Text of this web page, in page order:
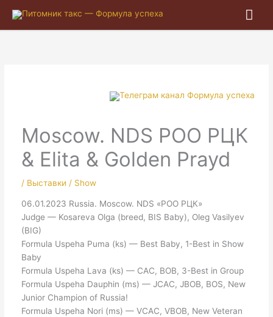
Moscow. NDS РОО РЦК
& Elita & Golden Prayd
/ Выставки / Show
06.01.2023 Russia. Moscow. NDS «РОО РЦК»
Judge — Kosareva Olga (breed, BIS Baby), Oleg Vasilyev
(BIG)
Formula Uspeha Puma (ks) — Best Baby, 1-Best in Show
Baby
Formula Uspeha Lava (ks) — CAC, BOB, 3-Best in Group
Formula Uspeha Dauphin (ms) — JCAC, JBOB, BOS, New
Junior Champion of Russia!
Formula Uspeha Nori (ms) — VCAC, VBOB, New Veteran